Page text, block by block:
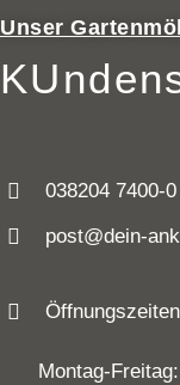
Unser
038204 7400-0
post@dein-
Öffnungszeiten
Montag-Freitag: